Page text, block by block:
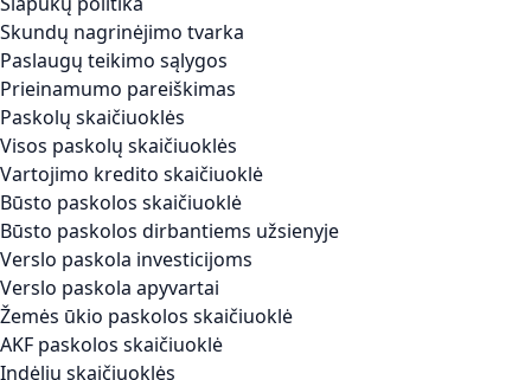
Skundų nagrinėjimo tvarka
Paslaugų teikimo sąlygos
Prieinamumo pareiškimas
Paskolų skaičiuoklės
Visos paskolų skaičiuoklės
Vartojimo kredito skaičiuoklė
Būsto paskolos skaičiuoklė
Būsto paskolos dirbantiems užsienyje
Verslo paskola investicijoms
Verslo paskola apyvartai
Žemės ūkio paskolos skaičiuoklė
AKF paskolos skaičiuoklė
Indėlių skaičiuoklės